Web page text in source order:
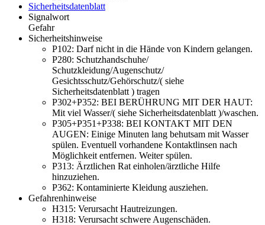
Sicherheitsdatenblatt
Signalwort
Gefahr
Sicherheitshinweise
P102: Darf nicht in die Hände von Kindern gelangen.
P280: Schutzhandschuhe/
Schutzkleidung/Augenschutz/
Gesichtsschutz/Gehörschutz/( siehe
Sicherheitsdatenblatt ) tragen
P302+P352: BEI BERÜHRUNG MIT DER HAUT:
Mit viel Wasser/( siehe Sicherheitsdatenblatt )/waschen.
P305+P351+P338: BEI KONTAKT MIT DEN
AUGEN: Einige Minuten lang behutsam mit Wasser
spülen. Eventuell vorhandene Kontaktlinsen nach
Möglichkeit entfernen. Weiter spülen.
P313: Ärztlichen Rat einholen/ärztliche Hilfe
hinzuziehen.
P362: Kontaminierte Kleidung ausziehen.
Gefahrenhinweise
H315: Verursacht Hautreizungen.
H318: Verursacht schwere Augenschäden.